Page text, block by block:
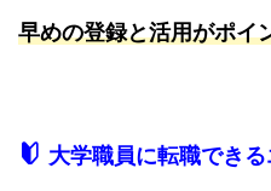
早めの登録と活用がポイ
大学職員に転職でき